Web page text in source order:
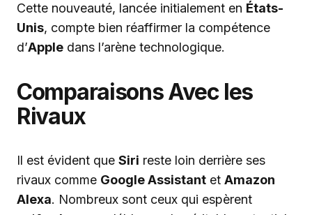
Cette nouveauté, lancée initialement en États-
Unis, compte bien réaffirmer la compétence
d’Apple dans l’arène technologique.
Comparaisons Avec les
Rivaux
Il est évident que Siri reste loin derrière ses
rivaux comme Google Assistant et Amazon
Alexa. Nombreux sont ceux qui espèrent